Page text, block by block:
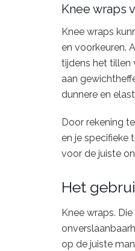
Knee wraps
Knee wraps
en voorkeuren.
tijdens het tillen
aan
dunnere en
Door rekening
en je specifieke
voor de juiste
Het
Knee wraps.
op de juiste